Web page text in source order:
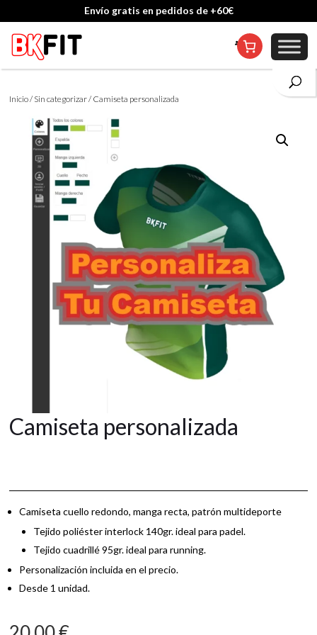
Cambio de talla incluido, excepto en personalizados
Inicio/ Sin categorizar/ Camiseta personalizada
Camiseta personalizada
Camiseta cuello redondo, manga recta, patrón multideporte
Tejido poliéster interlock 140gr. ideal para padel.
Tejido cuadrillé 95gr. ideal para running.
Personalización incluida en el precio.
Desde 1 unidad.